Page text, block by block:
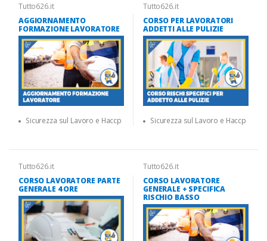
Tutto626.it
AGGIORNAMENTO
FORMAZIONE LAVORATORE
Sicurezza sul Lavoro e Haccp
Tutto626.it
CORSO PER LAVORATORI
ADDETTI ALLE PULIZIE
Sicurezza sul Lavoro e Haccp
Tutto626.it
CORSO LAVORATORE PARTE
GENERALE 4 ORE
Tutto626.it
CORSO LAVORATORE
GENERALE + SPECIFICA
RISCHIO BASSO